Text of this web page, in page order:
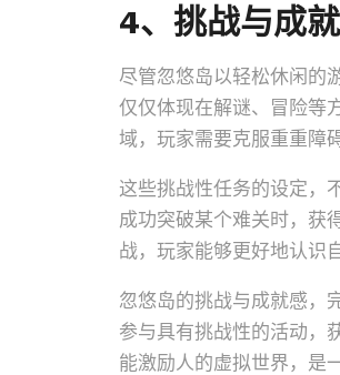
4、挑战与成
尽管忽悠岛以轻松休闲的
仅仅体现在解谜、冒险等
域，玩家需要克服重重障
这些挑战性任务的设定，
成功突破某个难关时，获
战，玩家能够更好地认识
忽悠岛的挑战与成就感，
参与具有挑战性的活动，
能激励人的虚拟世界，是